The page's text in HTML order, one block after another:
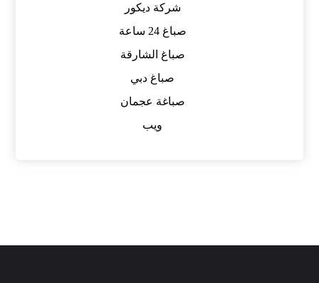
شركة ديكور
صباغ 24 ساعة
صباغ الشارقة
صباغ دبي
صباغة عجمان
ويب